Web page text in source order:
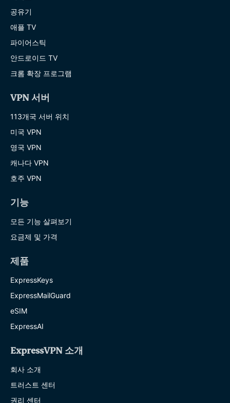
공유기
애플 TV
파이어스틱
안드로이드 TV
크롬 확장 프로그램
VPN 서버
113개국 서버 위치
미국 VPN
영국 VPN
캐나다 VPN
호주 VPN
기능
모든 기능 살펴보기
요금제 및 가격
제품
ExpressKeys
ExpressMailGuard
eSIM
ExpressAI
ExpressVPN 소개
회사 소개
트러스트 센터
권리 센터